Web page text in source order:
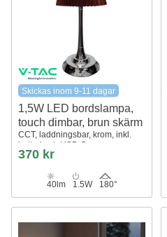
Skickas inom 9-11 dagar
1,5W LED bordslampa,
touch dimbar, brun skärm
CCT, laddningsbar, krom, inkl.
batteri och USB-C
370 kr
40lm 1.5W 180°